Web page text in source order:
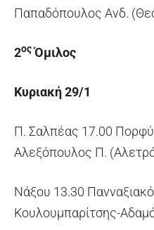
Παπαδόπουλος Ανδ.
2οςΌμιλος
Κυριακή 29/1
Π. Σαλπέας 17.00
Αλεξόπουλος Π.
Νάξου 13.30
Κουλουμπαρίτσης-